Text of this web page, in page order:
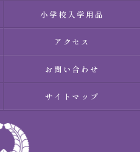
小学校入学用品
アクセス
お問い合わせ
サイトマップ